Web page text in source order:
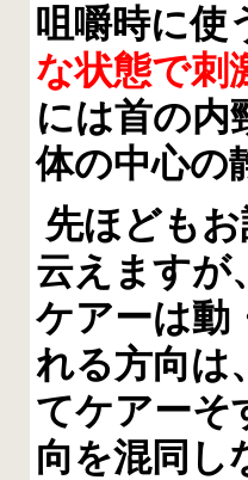
咀嚼時に使
な状態で刺
には首の内
体の中心の
先ほども
云えますが
ケアーは動
れる方向は
てケアーそ
向を混同し